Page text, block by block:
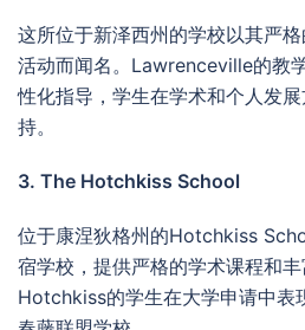
这所位于新泽西州的学校以其严
活动而闻名。Lawrenceville的教
性化指导，学生在学术和个人发
持。
3. The Hotchkiss School
位于康涅狄格州的Hotchkiss
宿学校，提供严格的学术课程和丰
Hotchkiss的学生在大学申请中表